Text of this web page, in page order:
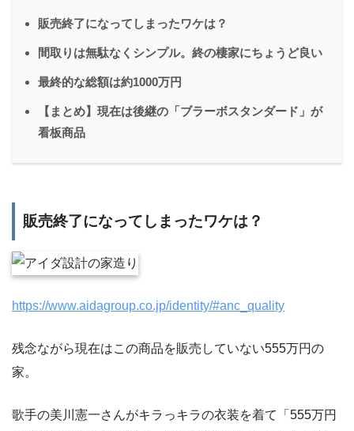
販売終了になってしまったワケは？
間取りは無駄なくシンプル。終の棲家にちょうど良い
最終的な総額は約1000万円
【まとめ】現在は後継の「ブラーボスタンダード」が
看板商品
販売終了になってしまったワケは？
https://www.aidagroup.co.jp/identity/#anc_quality
残念ながら現在はこの商品を販売していない555万円の
家。
歌手の美川憲一さんがキラっキラの衣装を着て「555万円